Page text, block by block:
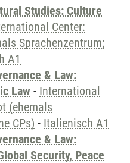
Studies: Culture
Center:
Sprachenzentrum;
A1
& Law:
Law - International
(ehemals
CPs) - Italienisch A1
& Law:
Security, Peace